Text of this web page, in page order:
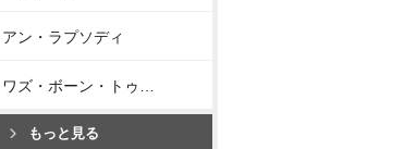
ン・ラプソディ
もっと見る